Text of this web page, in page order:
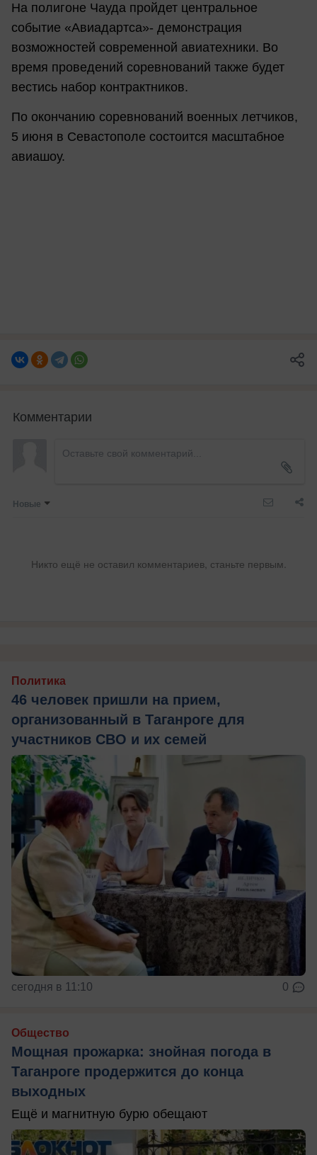
На полигоне Чауда пройдет центральное
событие «Авиадартса»- демонстрация
возможностей современной авиатехники. Во
время проведений соревнований также будет
вестись набор контрактников.
По окончанию соревнований военных летчиков,
5 июня в Севастополе состоится масштабное
авиашоу.
Комментарии
Новые
Никто ещё не оставил комментариев, станьте первым.
Политика
46 человек пришли на прием,
организованный в Таганроге для
участников СВО и их семей
сегодня в 11:10 0
Общество
Мощная прожарка: знойная погода в
Таганроге продержится до конца
выходных
Ещё и магнитную бурю обещают